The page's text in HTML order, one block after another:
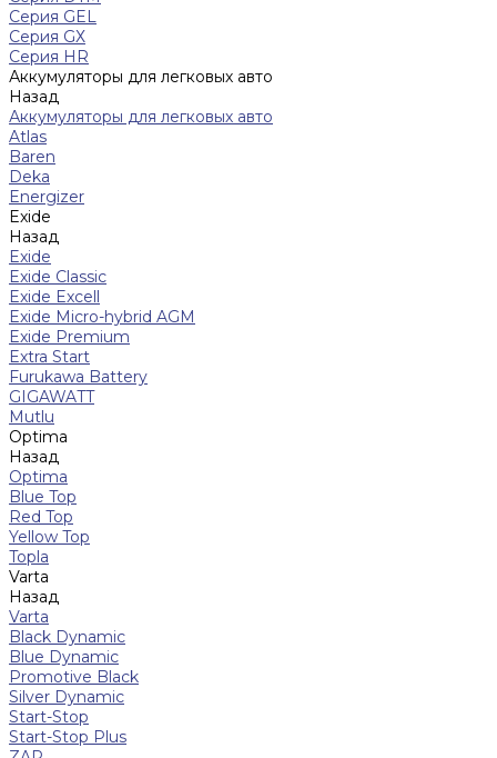
Серия GEL
Серия GХ
Серия HR
Аккумуляторы для легковых авто
Назад
Аккумуляторы для легковых авто
Atlas
Baren
Deka
Energizer
Exide
Назад
Exide
Exide Classic
Exide Excell
Exide Micro-hybrid AGM
Exide Premium
Extra Start
Furukawa Battery
GIGAWATT
Mutlu
Optima
Назад
Optima
Blue Top
Red Top
Yellow Top
Topla
Varta
Назад
Varta
Black Dynamic
Blue Dynamic
Promotive Black
Silver Dynamic
Start-Stop
Start-Stop Plus